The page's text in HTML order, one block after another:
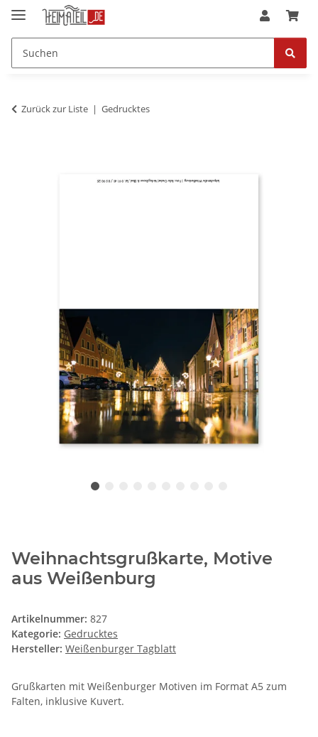
Zurück zur Liste Gedrucktes
Weihnachtsgrußkarte, Motive
aus Weißenburg
Artikelnummer: 827
Kategorie: Gedrucktes
Hersteller: Weißenburger Tagblatt
Grußkarten mit Weißenburger Motiven im Format A5 zum
Falten, inklusive Kuvert.